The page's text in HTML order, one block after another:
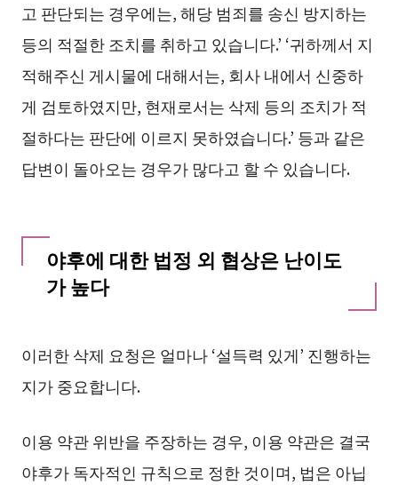
고 판단되는 경우에는, 해당 범죄를 송신 방지하는
등의 적절한 조치를 취하고 있습니다.’ ‘귀하께서 지
적해주신 게시물에 대해서는, 회사 내에서 신중하
게 검토하였지만, 현재로서는 삭제 등의 조치가 적
절하다는 판단에 이르지 못하였습니다.’ 등과 같은
답변이 돌아오는 경우가 많다고 할 수 있습니다.
야후에 대한 법정 외 협상은 난이도
가 높다
이러한 삭제 요청은 얼마나 ‘설득력 있게’ 진행하는
지가 중요합니다.
이용 약관 위반을 주장하는 경우, 이용 약관은 결국
야후가 독자적인 규칙으로 정한 것이며, 법은 아닙